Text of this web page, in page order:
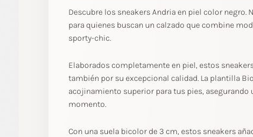
Descubre los sneakers Andria en piel color
para quienes buscan un calzado que combine
sporty-chic.
Elaborados completamente en piel, estos
también por su excepcional calidad. La plantilla
acojinamiento superior para tus pies,
momento.
Con una suela bicolor de 3 cm, estos sneakers